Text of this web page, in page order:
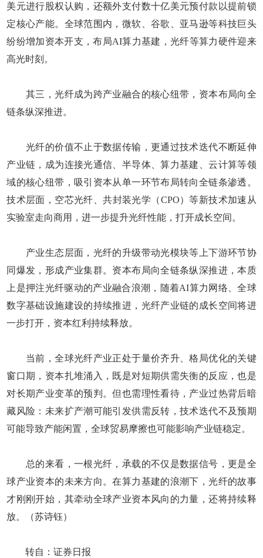
美元进行股权认购，还额外支付数十亿美元预付款以提前锁
定核心产能。全球范围内，微软、谷歌、亚马逊等科技巨头
纷纷增加资本开支，布局AI算力基建，光纤等算力硬件迎来
高光时刻。
其三，光纤成为跨产业融合的核心纽带，资本布局向全
链条纵深推进。
光纤的价值不止于数据传输，更通过技术迭代不断延伸
产业链，成为连接光通信、半导体、算力基建、云计算等领
域的核心纽带，吸引资本从单一环节布局转向全链条渗透。
技术层面，空芯光纤、共封装光学（CPO）等新技术加速从
实验室走向商用，进一步提升光纤性能，打开成长空间。
产业生态层面，光纤的升级带动光模块等上下游环节协
同爆发，形成产业集群。资本布局向全链条纵深推进，本质
上是押注光纤驱动的产业融合浪潮，随着AI算力网络、全球
数字基础设施建设的持续推进，光纤产业链的成长空间将进
一步打开，资本红利持续释放。
当前，全球光纤产业正处于量价齐升、格局优化的关键
窗口期，资本扎堆涌入，既是对短期供需失衡的反应，也是
对长期产业变革的预判。但也需理性看待，产业过热背后暗
藏风险：未来扩产潮可能引发供需反转，技术迭代不及预期
可能导致产能闲置，全球贸易摩擦也可能影响产业链稳定。
总的来看，一根光纤，承载的不仅是数据信号，更是全
球产业资本的未来方向。在算力基建的浪潮下，光纤的故事
才刚刚开始，其牵动全球产业资本风向的力量，还将持续释
放。（苏诗钰）
转自：证券日报